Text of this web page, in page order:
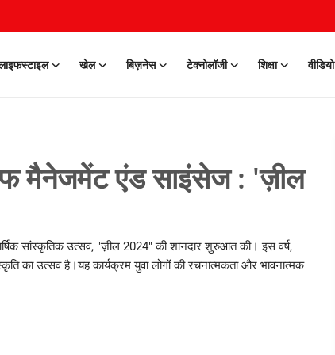
खेल बिज़नेस टेक्नोलॉजी शिक्षा वीडियो
मैनेजमेंट एंड साइंसेज : 'ज़ील
सांस्कृतिक उत्सव, "ज़ील 2024" की शानदार शुरुआत की। इस वर्ष,
का उत्सव है।यह कार्यक्रम युवा लोगों की रचनात्मकता और भावनात्मक
2026